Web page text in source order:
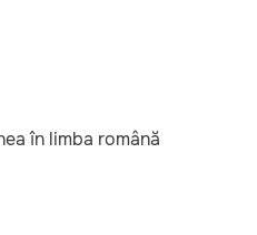
în limba română